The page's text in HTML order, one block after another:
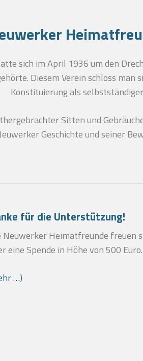
sich im April 1936 um den
Diesem Verein schloss
Konstituierung als
Sitten und
Geschichte und seiner
für die Unterstützung!
Neuwerker Heimatfreunde freuen
eine Spende in Höhe von 500
…)